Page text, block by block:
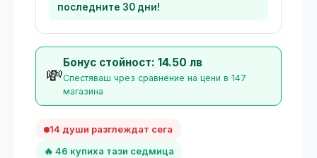
последните 30 дни!
💸
Бонус стойност: 14.50 лв
Спестяваш чрез сравнение на цени в 147
магазина
14 души разглеждат сега
🔥 46 купиха тази седмица